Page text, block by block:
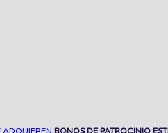
BONOS DE PATROCINIO